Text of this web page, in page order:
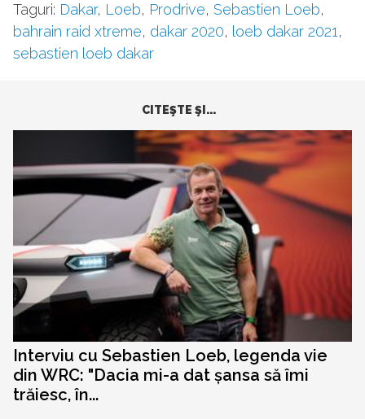
Taguri: Dakar, Loeb, Prodrive, Sebastien Loeb,
bahrain raid xtreme, dakar 2020, loeb dakar 2021,
sebastien loeb dakar
CITEŞTE ŞI...
Interviu cu Sebastien Loeb, legenda vie
din WRC: "Dacia mi-a dat șansa să îmi
trăiesc, în...